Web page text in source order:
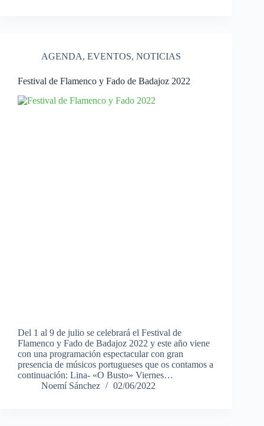
AGENDA, EVENTOS, NOTICIAS
Festival de Flamenco y Fado de Badajoz 2022
Del 1 al 9 de julio se celebrará el Festival de
Flamenco y Fado de Badajoz 2022 y este año viene
con una programación espectacular con gran
presencia de músicos portugueses que os contamos a
continuación: Lina- «O Busto» Viernes…
Noemí Sánchez
02/06/2022